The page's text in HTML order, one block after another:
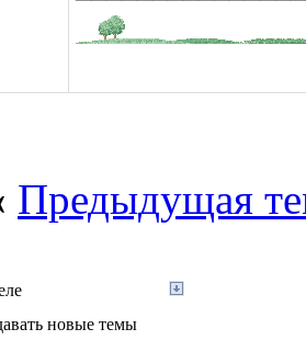
Предыдущая
новые темы